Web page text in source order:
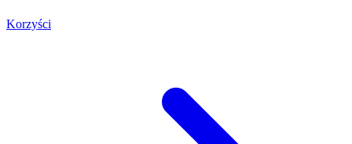
Korzyści